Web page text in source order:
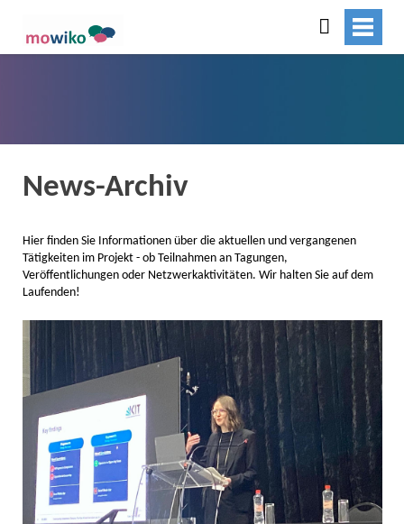
News-Archiv
Hier finden Sie Informationen über die aktuellen und vergangenen
Tätigkeiten im Projekt - ob Teilnahmen an Tagungen,
Veröffentlichungen oder Netzwerkaktivitäten. Wir halten Sie auf dem
Laufenden!